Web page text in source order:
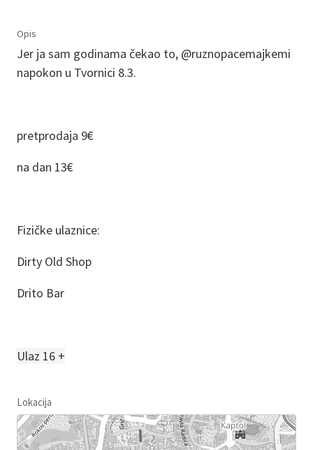
Opis
Jer ja sam godinama čekao to, @ruznopacemajkemi
napokon u Tvornici 8.3.
pretprodaja 9€
na dan 13€
Fizičke ulaznice:
Dirty Old Shop
Drito Bar
Ulaz 16 +
Lokacija